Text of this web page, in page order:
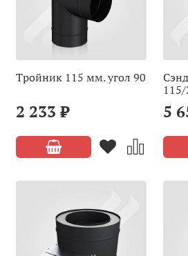
Тройник 115 мм. угол 90
2 233 ₽ 5